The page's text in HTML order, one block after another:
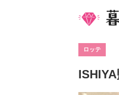
ロッテ